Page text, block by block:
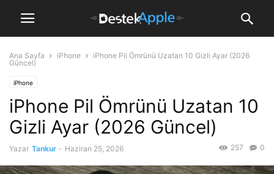
Ana Sayfa iPhone
iPhone Pil Ömrünü Uzatan 10 Gizli Ayar (2026
Güncel)
iPhone
iPhone Pil Ömrünü Uzatan 10
Gizli Ayar (2026 Güncel)
Yazar Tankur - Haziran 25, 2026 0
257